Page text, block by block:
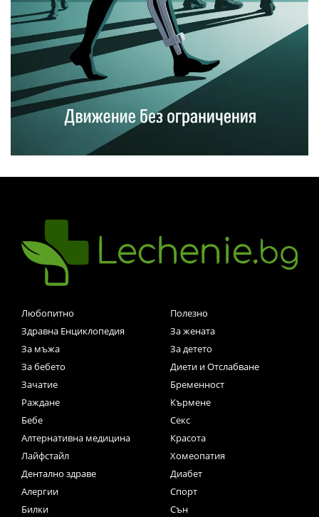
Любопитно
Полезно
Здравна Енциклопедия
За жената
За мъжа
За детето
За бебето
Диети и Отслабване
Зачатие
Бременност
Раждане
Кърмене
Бебе
Секс
Алтернативна медицина
Красота
Лайфстайл
Хомеопатия
Дентално здраве
Диабет
Алергии
Спорт
Билки
Сън